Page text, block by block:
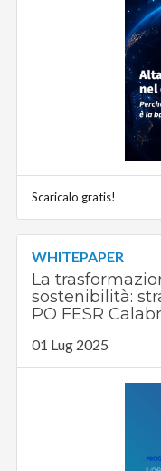
Scaricalo gratis!
WHITEPAPER
La
sostenibilità:
PO FESR
01 Lug 2025